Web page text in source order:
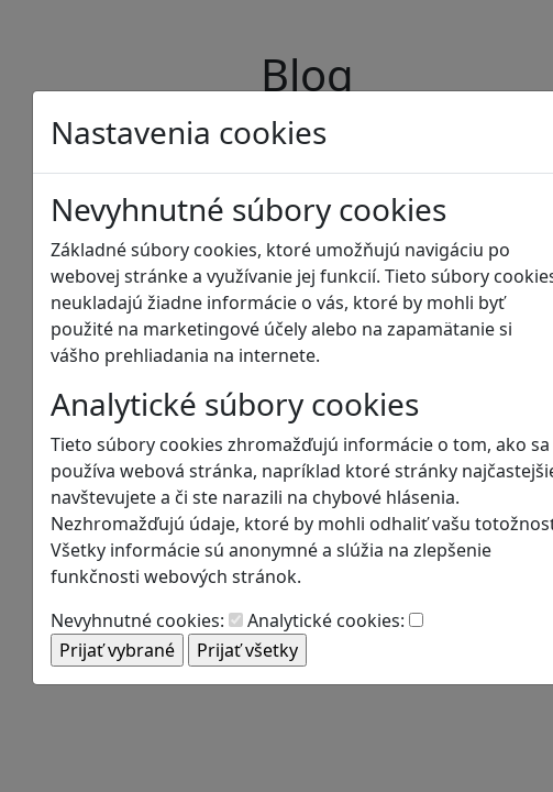
Nastavenia cookies
Nevyhnutné súbory cookies
Základné súbory cookies, ktoré umožňujú navigáciu po
webovej stránke a využívanie jej funkcií. Tieto súbory
neukladajú žiadne informácie o vás, ktoré by mohli byť
použité na marketingové účely alebo na zapamätanie si
vášho prehliadania na internete.
Analytické súbory cookies
Tieto súbory cookies zhromažďujú informácie o tom, ako sa
používa webová stránka, napríklad ktoré stránky
navštevujete a či ste narazili na chybové hlásenia.
Nezhromažďujú údaje, ktoré by mohli odhaliť vašu
Všetky informácie sú anonymné a slúžia na zlepšenie
funkčnosti webových stránok.
Nevyhnutné cookies:
Analytické cookies:
Blog